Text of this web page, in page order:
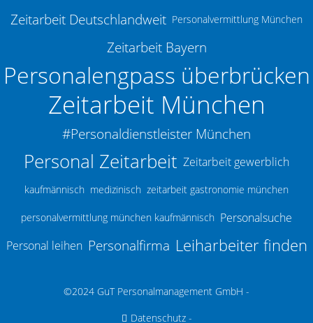
Zeitarbeit Deutschlandweit Personalvermittlung München
Zeitarbeit Bayern
Personalengpass überbrücken
Zeitarbeit München
#Personaldienstleister München
Personal Zeitarbeit Zeitarbeit gewerblich
kaufmännisch medizinisch zeitarbeit gastronomie münchen
personalvermittlung münchen kaufmännisch Personalsuche
Personal leihen Personalfirma Leiharbeiter finden
©2024 GuT Personalmanagement GmbH -
Datenschutz-